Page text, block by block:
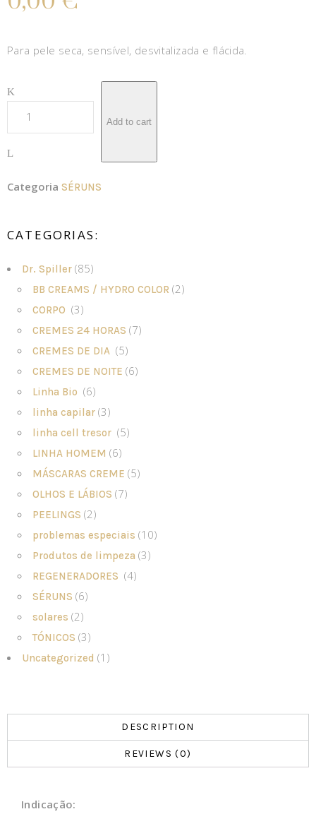
Para pele seca, sensível, desvitalizada e flácida.
Add to cart
Categoria SÉRUNS
CATEGORIAS:
Dr. Spiller (85)
BB CREAMS / HYDRO COLOR (2)
CORPO (3)
CREMES 24 HORAS (7)
CREMES DE DIA (5)
CREMES DE NOITE (6)
Linha Bio (6)
linha capilar (3)
linha cell tresor (5)
LINHA HOMEM (6)
MÁSCARAS CREME (5)
OLHOS E LÁBIOS (7)
PEELINGS (2)
problemas especiais (10)
Produtos de limpeza (3)
REGENERADORES (4)
SÉRUNS (6)
solares (2)
TÓNICOS (3)
Uncategorized (1)
DESCRIPTION
REVIEWS (0)
Indicação: